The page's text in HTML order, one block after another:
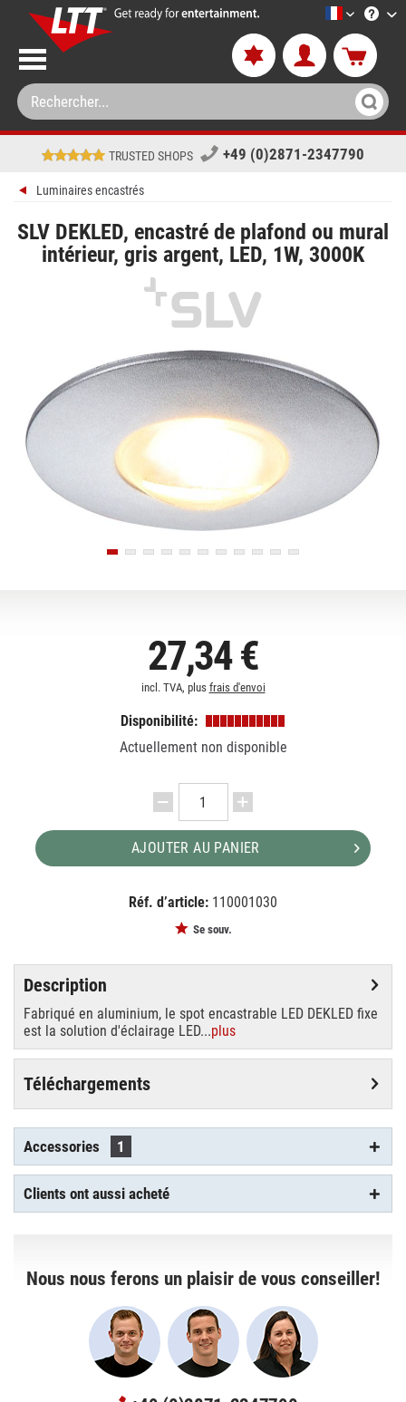
LTT-
TRUSTED SHOPS +49 (0)2871-2347790
Luminaires encastrés
SLV DEKLED, encastré de plafond ou mural
intérieur, gris argent, LED, 1W, 3000K
27,34 €
incl. TVA, plus frais d'envoi
Disponibilité:
Actuellement non disponible
AJOUTER AU PANIER
Réf. d’article: 110001030
Se souv.
Description
Fabriqué en aluminium, le spot encastrable LED DEKLED fixe
est la solution d'éclairage LED...plus
Téléchargements
Accessories 1
Clients ont aussi acheté
Nous nous ferons un plaisir de vous conseiller!